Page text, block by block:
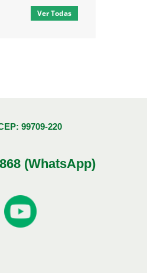
Ver Todas
99709-220
(WhatsApp)